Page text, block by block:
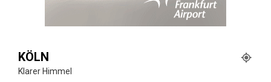
KÖLN
Klarer Himmel